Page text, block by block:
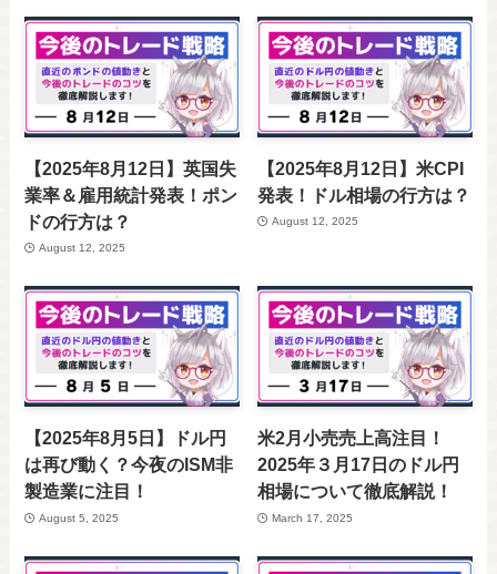
【2025年8月12日】英国失
業率＆雇用統計発表！ポン
ドの行方は？
August 12, 2025
【2025年8月12日】米CPI
発表！ドル相場の行方は？
August 12, 2025
【2025年8月5日】ドル円
は再び動く？今夜のISM非
製造業に注目！
August 5, 2025
米2月小売売上高注目！
2025年３月17日のドル円
相場について徹底解説！
March 17, 2025